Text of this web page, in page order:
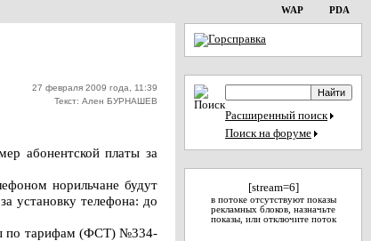
WAP PDA
27 февраля 2009 года, 11:39
Текст: Ален БУРНАШЕВ
абонентской платы за
норильчане будут
установку телефона: до
по тарифам (ФСТ) №334-
Расширенный поиск
Поиск на форуме
[stream=6]
в потоке отсутствуют показы
рекламных блоков, назначьте
показы, или отключите поток